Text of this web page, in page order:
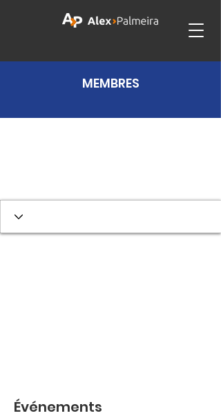
MEMBRES
Événements